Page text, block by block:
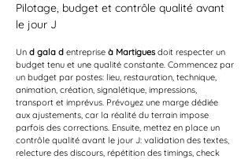
Pilotage, budget et contrôle qualité avant
le jour J
Un d gala d entreprise à Martigues doit respecter un
budget tenu et une qualité constante. Commencez par
un budget par postes: lieu, restauration, technique,
animation, création, signalétique, impressions,
transport et imprévus. Prévoyez une marge dédiée
aux ajustements, car la réalité du terrain impose
parfois des corrections. Ensuite, mettez en place un
contrôle qualité avant le jour J: validation des textes,
relecture des discours, répétition des timings, check